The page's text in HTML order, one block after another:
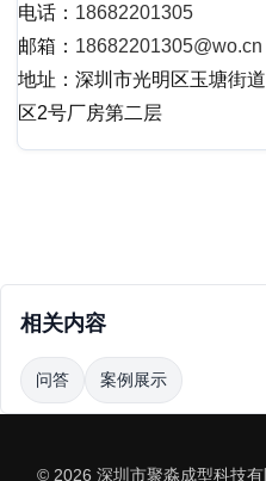
电话： 18682201305
邮箱： 18682201305@wo.cn
地址：深圳市光明区玉塘街
区2号厂房第二层
相关内容
问答 案例展示
© 2026 深圳市聚淼成型科技